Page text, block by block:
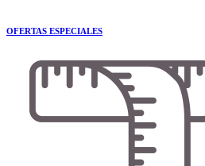
OFERTAS ESPECIALES